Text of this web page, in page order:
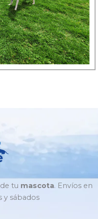
tu mascota. Envíos en
y sábados